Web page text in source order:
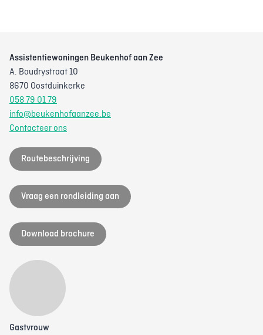
Assistentiewoningen Beukenhof aan Zee
A. Boudrystraat 10
8670 Oostduinkerke
058 79 01 79
info@beukenhofaanzee.be
Contacteer ons
Routebeschrijving
Vraag een rondleiding aan
Download brochure
Gastvrouw